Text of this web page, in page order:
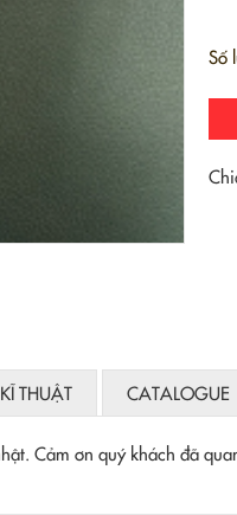
Số
THUẬT CATALOGUE
Cảm ơn quý khách đã